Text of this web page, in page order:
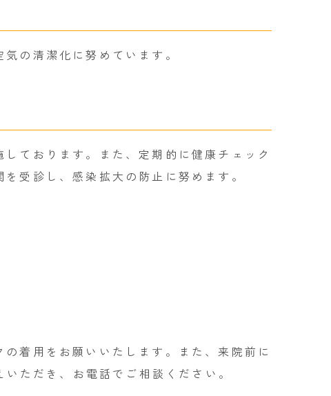
の清潔化に努めています。
ております。また、定期的に健康チェック
受診し、感染拡大の防止に努めます。
着用をお願いいたします。また、来院前に
ただき、お電話でご相談ください。